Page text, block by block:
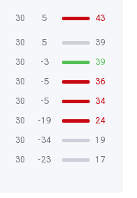
30 5 43
30 5
39
30 -3
39
30 -5
36
30 -5
34
30 -19
24
30 -34
19
30 -23 17